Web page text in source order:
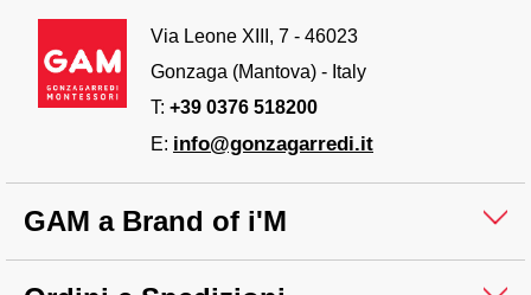
Via Leone XIII, 7 - 46023
Gonzaga (Mantova) - Italy
T: +39 0376 518200
E: info@gonzagarredi.it
GAM a Brand of i'M